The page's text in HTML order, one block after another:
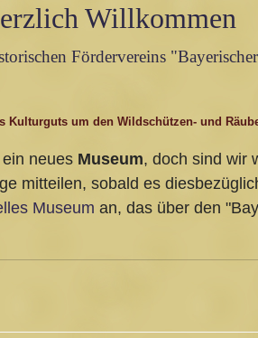
Willkommen
Fördervereins
Kulturguts um den Wildschützen- und
neues Museum, doch sind wir
mitteilen, sobald es
Museum an, das über den